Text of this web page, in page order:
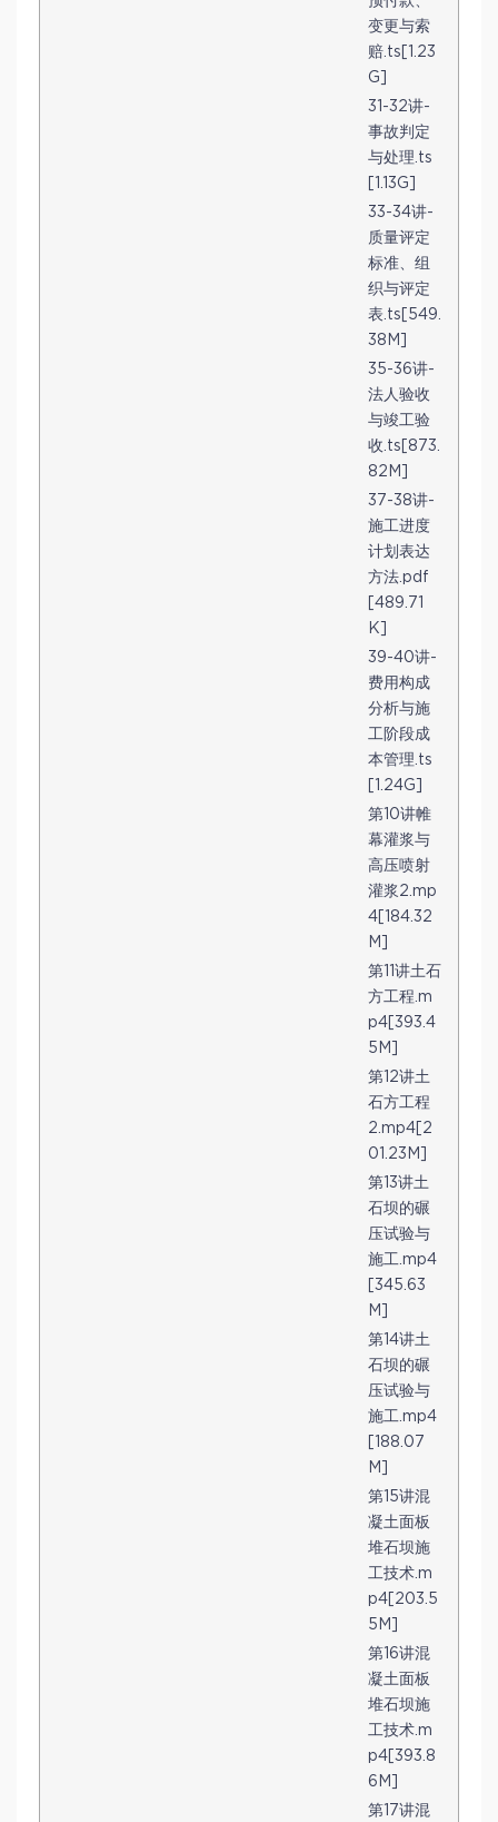
变更与索
赔.ts[1.23
G]
31-32讲-
事故判定
与处理.ts
[1.13G]
33-34讲-
质量评定
标准、组
织与评定
表.ts[549.
38M]
35-36讲-
法人验收
与竣工验
收.ts[873.
82M]
37-38讲-
施工进度
计划表达
方法.pdf
[489.71
K]
39-40讲-
费用构成
分析与施
工阶段成
本管理.ts
[1.24G]
第10讲帷
幕灌浆与
高压喷射
灌浆2.mp
4[184.32
M]
第11讲土石
方工程.m
p4[393.4
5M]
第12讲土
石方工程
2.mp4[2
01.23M]
第13讲土
石坝的碾
压试验与
施工.mp4
[345.63
M]
第14讲土
石坝的碾
压试验与
施工.mp4
[188.07
M]
第15讲混
凝土面板
堆石坝施
工技术.m
p4[203.5
5M]
第16讲混
凝土面板
堆石坝施
工技术.m
p4[393.8
6M]
第17讲混